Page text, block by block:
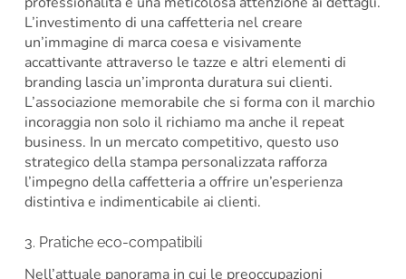
L’investimento di una caffetteria nel creare
un’immagine di marca coesa e visivamente
accattivante attraverso le tazze e altri elementi di
branding lascia un’impronta duratura sui clienti.
L’associazione memorabile che si forma con il marchio
incoraggia non solo il richiamo ma anche il repeat
business. In un mercato competitivo, questo uso
strategico della stampa personalizzata rafforza
l’impegno della caffetteria a offrire un’esperienza
distintiva e indimenticabile ai clienti.
3. Pratiche eco-compatibili
Nell’attuale panorama in cui le preoccupazioni